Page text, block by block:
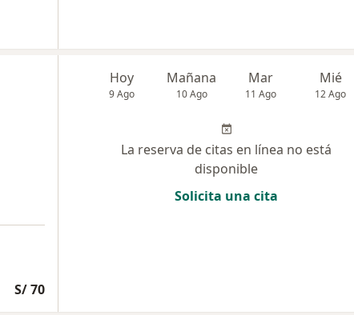
S/ 70
Hoy
9 Ago
Mañana
10 Ago
Mar
11 Ago
Mié
12 Ago
La reserva de citas en línea no está
disponible
Solicita una cita